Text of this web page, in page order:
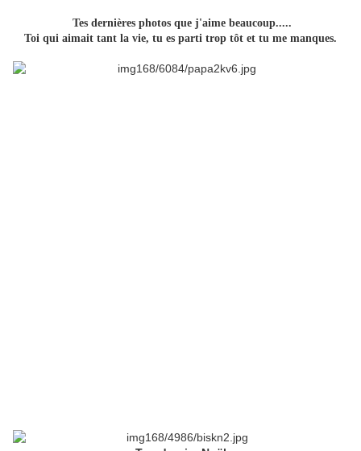
Tes dernières photos que j'aime beaucoup.....
Toi qui aimait tant la vie, tu es parti trop tôt et tu me manques.